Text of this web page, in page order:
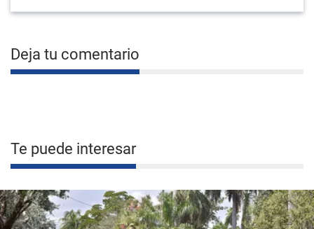
Deja tu comentario
Te puede interesar